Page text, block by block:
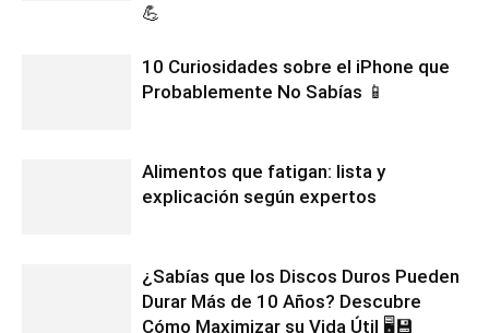
💪
10 Curiosidades sobre el iPhone que
Probablemente No Sabías 📱
Alimentos que fatigan: lista y
explicación según expertos
¿Sabías que los Discos Duros Pueden
Durar Más de 10 Años? Descubre
Cómo Maximizar su Vida Útil 🖥️💾